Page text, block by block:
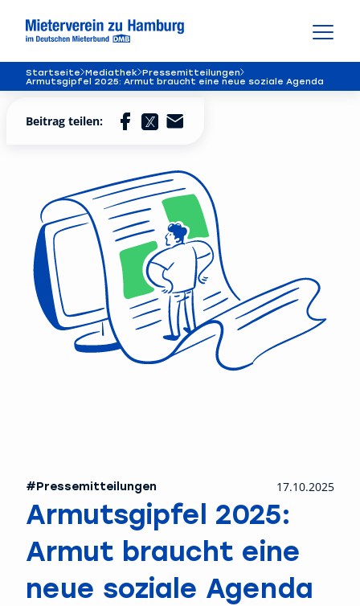
Startseite Mediathek Pressemitteilungen
Armutsgipfel 2025: Armut braucht eine neue soziale Agenda
#Pressemitteilungen 17.10.2025
Armutsgipfel 2025:
Armut braucht eine
neue soziale Agenda
Beitrag teilen: